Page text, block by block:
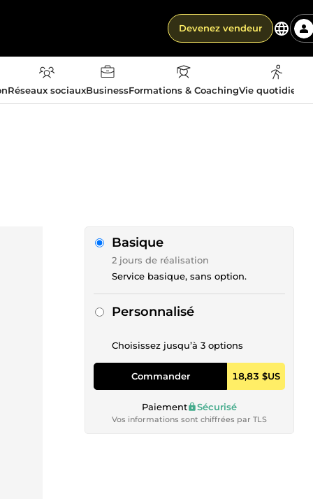
Devenez vendeur
Réseaux sociauxBusinessFormations & CoachingVie
Basique
2 jours de réalisation
Service basique, sans option.
Personnalisé
Choisissez jusqu’à 3 options
Commander 18,83 $US
Paiement Sécurisé
Vos informations sont chiffrées par TLS